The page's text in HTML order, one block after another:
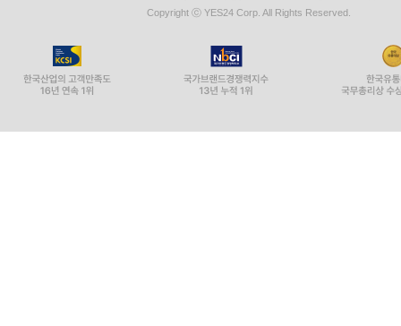
Copyright ⓒ YES24 Corp. All Rights Reserved.